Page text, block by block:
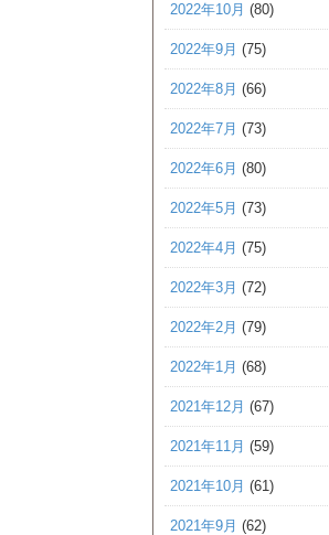
2022年10月 (80)
2022年9月 (75)
2022年8月 (66)
2022年7月 (73)
2022年6月 (80)
2022年5月 (73)
2022年4月 (75)
2022年3月 (72)
2022年2月 (79)
2022年1月 (68)
2021年12月 (67)
2021年11月 (59)
2021年10月 (61)
2021年9月 (62)